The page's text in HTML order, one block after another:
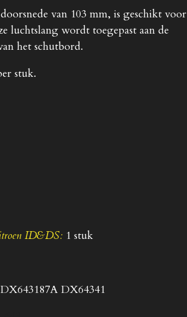
van 103 mm, is geschikt voor
luchtslang wordt toegepast aan de
het schutbord.
stuk.
ID&DS: 1 stuk
DX643187A DX64341